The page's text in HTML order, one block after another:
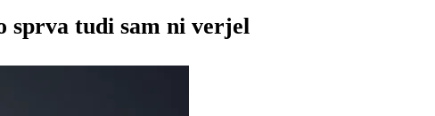
sprva tudi sam ni verjel